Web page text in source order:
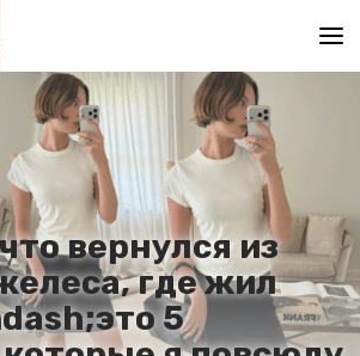
вернулся из
где жил
5